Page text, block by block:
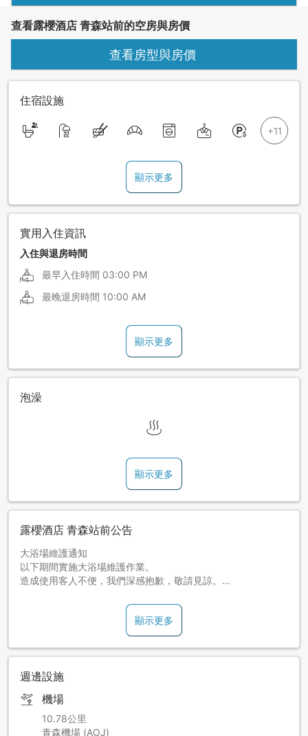
查看露櫻酒店 青森站前的空房與房價
查看房型與房價
住宿設施
顯示更多
實用入住資訊
入住與退房時間
最早入住時間 03:00 PM
最晚退房時間 10:00 AM
顯示更多
泡澡
顯示更多
露櫻酒店 青森站前公告
大浴場維護通知
以下期間實施大浴場維護作業。
造成使用客人不便，我們深感抱歉，敬請見諒。
※維護前可使用至8:00，結束後將於17:00恢復營業。
■維護期間的大浴場營業情況
請使用客房內的整體型浴室。非常抱歉造成困擾。
＜屋頂招牌施工通知＞
以下期間實施屋頂招牌工程。
顯示更多
週邊設施
機場
10.78公里
青森機場 (AOJ)